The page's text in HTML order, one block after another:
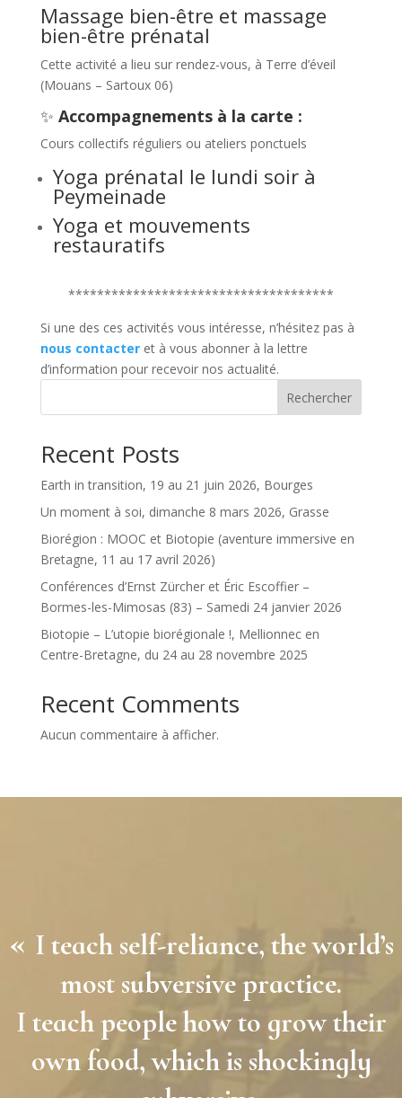
Massage bien-être et massage
bien-être prénatal
Cette activité a lieu sur rendez-vous, à Terre d’éveil
(Mouans – Sartoux 06)
✨️ Accompagnements à la carte :
Cours collectifs réguliers ou ateliers ponctuels
Yoga prénatal le lundi soir à
Peymeinade
Yoga et mouvements
restauratifs
*************************************
Si une des ces activités vous intéresse, n’hésitez pas à
nous contacteret à vous abonner à la lettre
d’information pour recevoir nos actualité.
Rechercher
Recent Posts
Earth in transition, 19 au 21 juin 2026, Bourges
Un moment à soi, dimanche 8 mars 2026, Grasse
Biorégion : MOOC et Biotopie (aventure immersive en
Bretagne, 11 au 17 avril 2026)
Conférences d’Ernst Zürcher et Éric Escoffier –
Bormes-les-Mimosas (83) – Samedi 24 janvier 2026
Biotopie – L’utopie biorégionale !, Mellionnec en
Centre-Bretagne, du 24 au 28 novembre 2025
Recent Comments
Aucun commentaire à afficher.
« I teach self-reliance, the world’s
most subversive practice.
I teach people how to grow their
own food, which is shockingly